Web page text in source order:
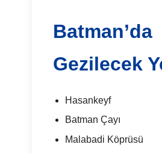
Batman’da
Gezilecek
Hasankeyf
Batman Çayı
Malabadi Köprüsü